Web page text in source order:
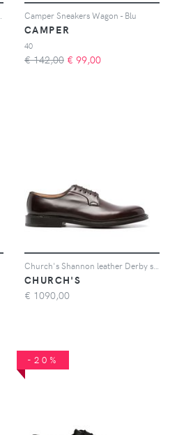
Camper Sneakers Wagon - Blu
CAMPER
40
€ 142,00 € 99,00
CHURCH'S
€ 1090,00
-20%